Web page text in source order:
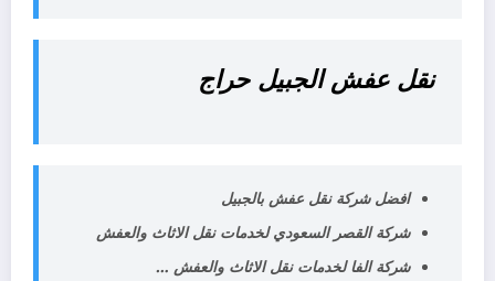
نقل عفشالجبيل حراج
افضل شركة نقل عفش بالجبيل
شركةالقصر السعودي لخدماتنقلالاثاث والعفش
شركةالفا لخدماتنقلالاثاث والعفش …